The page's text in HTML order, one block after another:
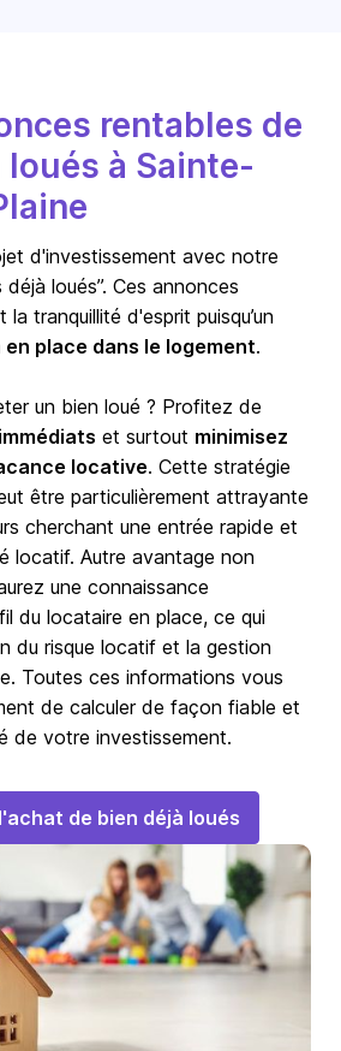
rentables de
à Sainte-
d'investissement avec notre
loués”. Ces annonces
tranquillité d'esprit puisqu’un
place dans le logement.
un bien loué ? Profitez de
et surtout minimisez
locative. Cette stratégie
être particulièrement attrayante
cherchant une entrée rapide et
locatif. Autre avantage non
une connaissance
du locataire en place, ce qui
du risque locatif et la gestion
Toutes ces informations vous
de calculer de façon fiable et
de votre investissement.
de bien déjà loués